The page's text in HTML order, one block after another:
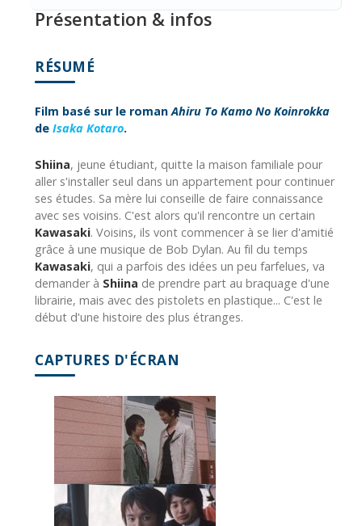
Présentation & infos
RÉSUMÉ
Film basé sur le romanAhiru To Kamo No Koinrokka
de Isaka Kotaro.
Shiina, jeune étudiant, quitte la maison familiale pour
aller s'installer seul dans un appartement pour continuer
ses études. Sa mère lui conseille de faire connaissance
avec ses voisins. C'est alors qu'il rencontre un certain
Kawasaki. Voisins, ils vont commencer à se lier d'amitié
grâce à une musique de Bob Dylan. Au fil du temps
Kawasaki, qui a parfois des idées un peu farfelues, va
demander à Shiina de prendre part au braquage d'une
librairie, mais avec des pistolets en plastique... C'est le
début d'une histoire des plus étranges.
CAPTURES D'ÉCRAN